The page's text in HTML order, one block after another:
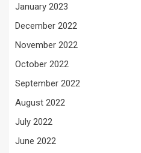
January 2023
December 2022
November 2022
October 2022
September 2022
August 2022
July 2022
June 2022